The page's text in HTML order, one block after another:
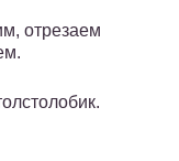
отрезаем